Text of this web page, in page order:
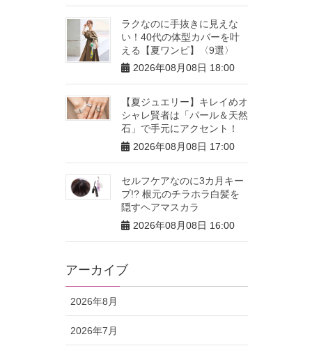
ラクなのに手抜きに見えな
い！40代の体型カバーを叶
える【夏ワンピ】〈9選〉
2026年08月08日 18:00
【夏ジュエリー】キレイめオ
シャレ賢者は「パール＆天然
石」で手元にアクセント！
2026年08月08日 17:00
セルフケアなのに3カ月キー
プ!? 根元のチラホラ白髪を
隠すヘアマスカラ
2026年08月08日 16:00
アーカイブ
2026年8月
2026年7月